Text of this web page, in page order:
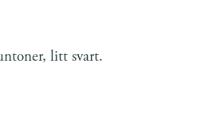
litt svart.